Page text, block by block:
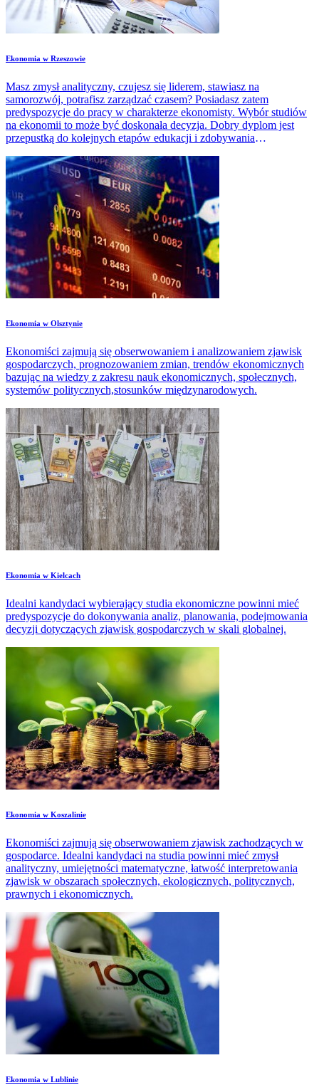
Ekonomia w Rzeszowie
Masz zmysł analityczny, czujesz się liderem, stawiasz na
samorozwój, potrafisz zarządzać czasem? Posiadasz zatem
predyspozycje do pracy w charakterze ekonomisty. Wybór studiów
na ekonomii to może być doskonała decyzja. Dobry dyplom jest
przepustką do kolejnych etapów edukacji i zdobywania
szczebli w karierze zawodowej.
​Ekonomia w Olsztynie
Ekonomiści zajmują się obserwowaniem i analizowaniem zjawisk
gospodarczych, prognozowaniem zmian, trendów ekonomicznych
bazując na wiedzy z zakresu nauk ekonomicznych, społecznych,
systemów politycznych,stosunków międzynarodowych.
Ekonomia w Kielcach
Idealni kandydaci wybierający studia ekonomiczne powinni mieć
predyspozycje do dokonywania analiz, planowania, podejmowania
decyzji dotyczących zjawisk gospodarczych w skali globalnej.
​Ekonomia w Koszalinie
Ekonomiści zajmują się obserwowaniem zjawisk zachodzących w
gospodarce. Idealni kandydaci na studia powinni mieć zmysł
analityczny, umiejętności matematyczne, łatwość interpretowania
zjawisk w obszarach społecznych, ekologicznych, politycznych,
prawnych i ekonomicznych.
​Ekonomia w Lublinie